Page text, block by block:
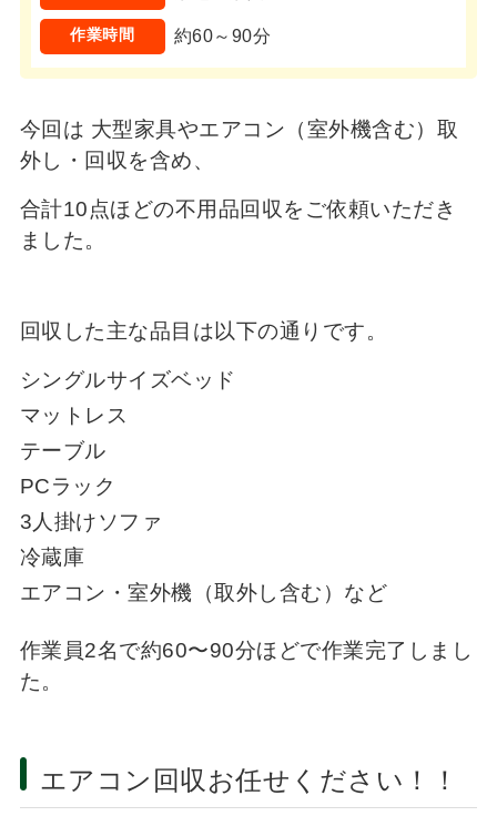
作業時間 約60～90分
今回は 大型家具やエアコン（室外機含む） 取
外し・回収を含め、
合計10点ほどの不用品回収をご依頼いただき
ました。
回収した主な品目は以下の通りです。
シングルサイズベッド
マットレス
テーブル
PCラック
3人掛けソファ
冷蔵庫
エアコン・室外機（取外し含む）など
作業員2名で約60〜90分ほどで作業完了しまし
た。
エアコン回収お任せください！！